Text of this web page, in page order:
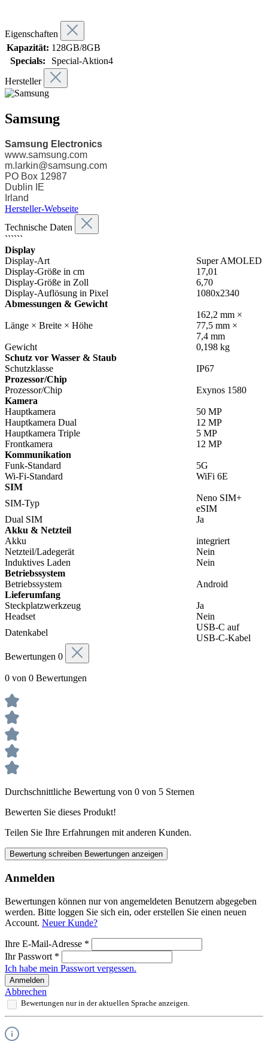
Eigenschaften
Kapazität: 128GB/8GB
Specials:
Special-Aktion4
Hersteller
Samsung
Samsung Electronics
www.samsung.com
m.larkin@samsung.com
PO Box 12987
Dublin IE
Irland
Hersteller-Webseite
Technische Daten
``````
Display
Display-Art
Super AMOLED
Display-Größe in cm
17,01
Display-Größe in Zoll
6,70
Display-Auflösung in Pixel
1080x2340
Abmessungen & Gewicht
Länge × Breite × Höhe
162,2 mm ×
77,5 mm ×
7,4 mm
Gewicht
0,198 kg
Schutz vor Wasser & Staub
Schutzklasse
IP67
Prozessor/Chip
Prozessor/Chip
Exynos 1580
Kamera
Hauptkamera
50 MP
Hauptkamera Dual
12 MP
Hauptkamera Triple
5 MP
Frontkamera
12 MP
Kommunikation
Funk-Standard
5G
Wi-Fi-Standard
WiFi 6E
SIM
SIM-Typ
Neno SIM+
eSIM
Dual SIM
Ja
Akku & Netzteil
Akku
integriert
Netzteil/Ladegerät
Nein
Induktives Laden
Nein
Betriebssystem
Betriebssystem
Android
Lieferumfang
Steckplatzwerkzeug
Ja
Headset
Nein
Datenkabel
USB-C auf
USB-C-Kabel
Bewertungen 0
0 von 0 Bewertungen
Durchschnittliche Bewertung von 0 von 5 Sternen
Bewerten Sie dieses Produkt!
Teilen Sie Ihre Erfahrungen mit anderen Kunden.
Bewertung schreiben Bewertungen anzeigen
Anmelden
Bewertungen können nur von angemeldeten Benutzern abgegeben
werden. Bitte loggen Sie sich ein, oder erstellen Sie einen neuen
Account. Neuer Kunde?
Ihre E-Mail-Adresse *
Ihr Passwort *
Ich habe mein Passwort vergessen.
Anmelden
Abbrechen
Bewertungen nur in der aktuellen Sprache anzeigen.